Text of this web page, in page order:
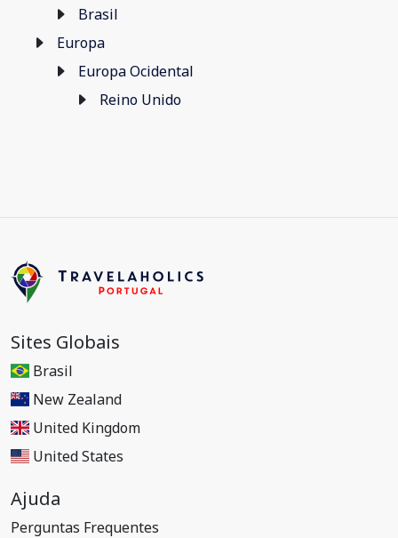
Brasil
Europa
Europa Ocidental
Reino Unido
Sites Globais
Brasil
New Zealand
United Kingdom
United States
Ajuda
Perguntas Frequentes